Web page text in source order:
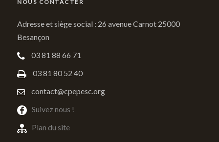
NOUS CONTACTER
Adresse et siège social : 26 avenue Carnot 25000
Besançon
03 81 88 66 71
03 81 80 52 40
contact@cpepesc.org
Suivez nous !
Plan du site